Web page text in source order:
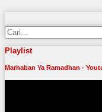
Playlist
Marhaban Ya Ramadhan -